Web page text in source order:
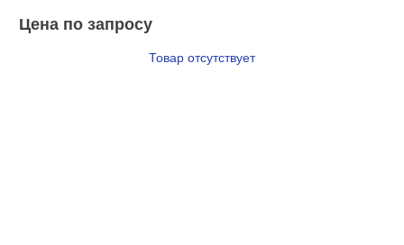
Цена по запросу
Товар отсутствует